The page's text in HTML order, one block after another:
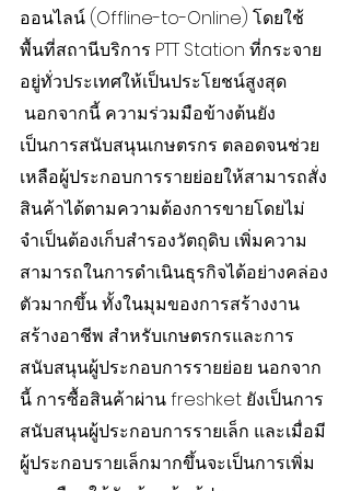
ออนไลน์ (Offline-to-Online) โดยใช้
พื้นที่สถานีบริการ PTT Station ที่กระจาย
อยู่ทั่วประเทศให้เป็นประโยชน์สูงสุด
เป็นการสนับสนุนเกษตรกร ตลอดจนช่วย
เหลือผู้ประกอบการรายย่อยให้สามารถสั่ง
สินค้าได้ตามความต้องการขายโดยไม่
จำเป็นต้องเก็บสำรองวัตถุดิบ เพิ่มความ
สามารถในการดำเนินธุรกิจได้อย่างคล่อง
ตัวมากขึ้น ทั้งในมุมของการสร้างงาน
สร้างอาชีพ สำหรับเกษตรกรและการ
สนับสนุนผู้ประกอบการรายย่อย นอกจาก
นี้ การซื้อสินค้าผ่าน freshket ยังเป็นการ
สนับสนุนผู้ประกอบการรายเล็ก และเมื่อมี
ผู้ประกอบรายเล็กมากขึ้นจะเป็นการเพิ่ม